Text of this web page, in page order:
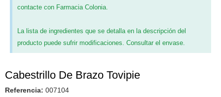
contacte con Farmacia Colonia.
La lista de ingredientes que se detalla en la descripción del
producto puede sufrir modificaciones. Consultar el envase.
Cabestrillo De Brazo Tovipie
Referencia: 007104